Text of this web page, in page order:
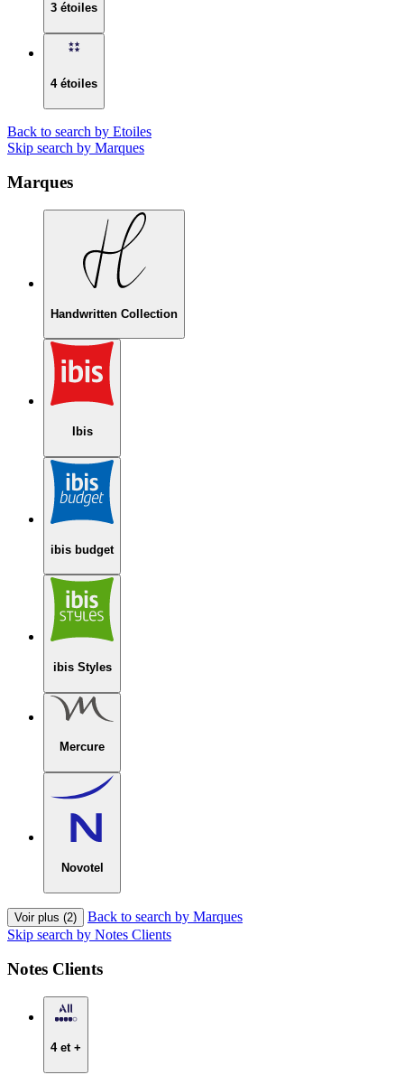
3 étoiles
4 étoiles
Back to search by Etoiles
Skip search by Marques
Marques
Handwritten Collection
Ibis
ibis budget
ibis Styles
Mercure
Novotel
Voir plus (2)
Back to search by Marques
Skip search by Notes Clients
Notes Clients
4 et +